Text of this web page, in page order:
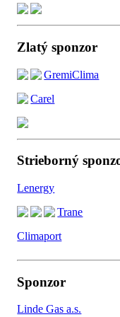
Zlatý sponzor
GremiClima
Carel
Strieborný
Lenergy
Trane
Climaport
Sponzor
Linde Gas a.s.